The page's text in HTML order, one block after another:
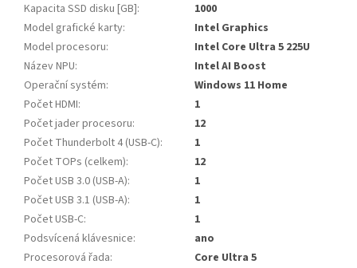
Kapacita SSD disku [GB]:
1000
Model grafické karty:
Intel Graphics
Model procesoru:
Intel Core Ultra 5 225U
Název NPU:
Intel AI Boost
Operační systém:
Windows 11 Home
Počet HDMI:
1
Počet jader procesoru:
12
Počet Thunderbolt 4 (USB-C):
1
Počet TOPs (celkem):
12
Počet USB 3.0 (USB-A):
1
Počet USB 3.1 (USB-A):
1
Počet USB-C:
1
Podsvícená klávesnice:
ano
Procesorová řada:
Core Ultra 5